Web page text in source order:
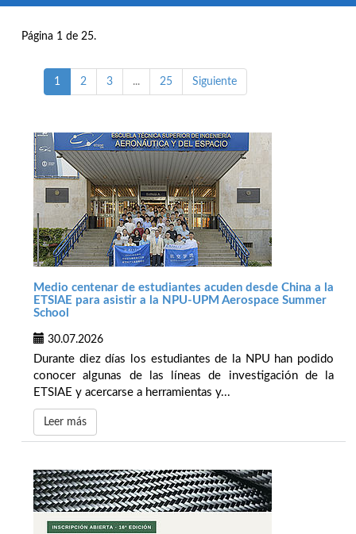
Página 1 de 25.
1 2 3 ... 25 Siguiente
Medio centenar de estudiantes acuden desde China a la
ETSIAE para asistir a la NPU-UPM Aerospace Summer
School
30.07.2026
Durante diez días los estudiantes de la NPU han podido
conocer algunas de las líneas de investigación de la
ETSIAE y acercarse a herramientas y...
Leer más